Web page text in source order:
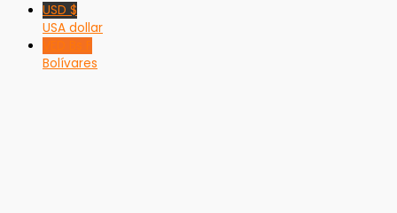
USD $
USA dollar
VED Bs F
Bolívares